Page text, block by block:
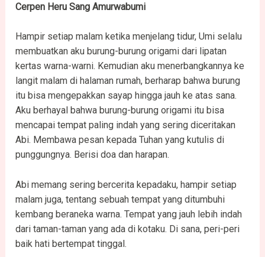
Cerpen Heru Sang Amurwabumi
Hampir setiap malam ketika menjelang tidur, Umi selalu
membuatkan aku burung-burung origami dari lipatan
kertas warna-warni. Kemudian aku menerbangkannya ke
langit malam di halaman rumah, berharap bahwa burung
itu bisa mengepakkan sayap hingga jauh ke atas sana.
Aku berhayal bahwa burung-burung origami itu bisa
mencapai tempat paling indah yang sering diceritakan
Abi. Membawa pesan kepada Tuhan yang kutulis di
punggungnya. Berisi doa dan harapan.
Abi memang sering bercerita kepadaku, hampir setiap
malam juga, tentang sebuah tempat yang ditumbuhi
kembang beraneka warna. Tempat yang jauh lebih indah
dari taman-taman yang ada di kotaku. Di sana, peri-peri
baik hati bertempat tinggal.